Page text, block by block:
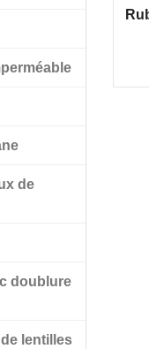
de
de
doublure
lentilles